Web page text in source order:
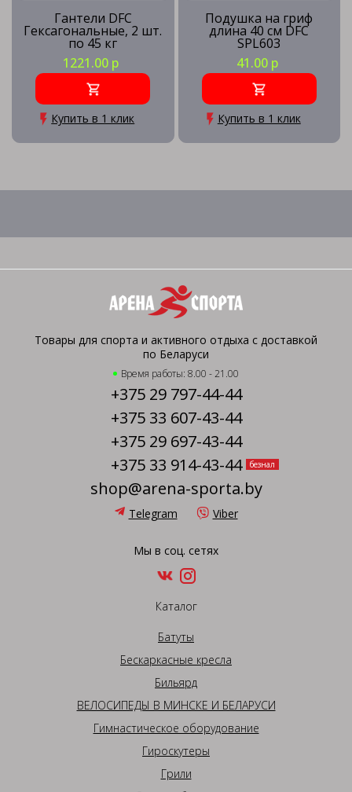
Гантели DFC
Гексагональные, 2 шт.
по 45 кг
1221.00 р
Купить в 1 клик
Подушка на гриф
длина 40 см DFC
SPL603
41.00 р
Купить в 1 клик
Товары для спорта и активного отдыха с доставкой
по Беларуси
Время работы: 8.00 - 21.00
+375 29 797-44-44
+375 33 607-43-44
+375 29 697-43-44
+375 33 914-43-44
безнал
shop@arena-sporta.by
Telegram Viber
Мы в соц. сетях
Каталог
Батуты
Бескаркасные кресла
Бильярд
ВЕЛОСИПЕДЫ В МИНСКЕ И БЕЛАРУСИ
Гимнастическое оборудование
Гироскутеры
Грили